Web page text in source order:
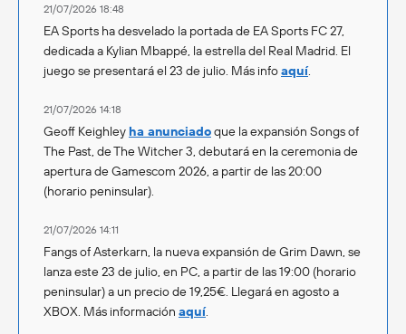
21/07/2026 18:48
EA Sports ha desvelado la portada de EA Sports FC 27,
dedicada a Kylian Mbappé, la estrella del Real Madrid. El
juego se presentará el 23 de julio. Más infoaquí.
21/07/2026 14:18
Geoff Keighley ha anunciadoque la expansión Songs of
The Past, de The Witcher 3, debutará en la ceremonia de
apertura de Gamescom 2026, a partir de las 20:00
(horario peninsular).
21/07/2026 14:11
Fangs of Asterkarn, la nueva expansión de Grim Dawn, se
lanza este 23 de julio, en PC, a partir de las 19:00 (horario
peninsular) a un precio de 19,25€. Llegará en agosto a
XBOX. Más información aquí.